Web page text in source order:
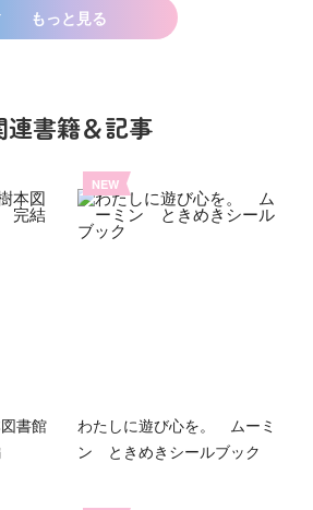
もっと見る
連書籍＆記事
書館
NEW
わたしに遊び心を。 ムーミ
ン ときめきシールブック